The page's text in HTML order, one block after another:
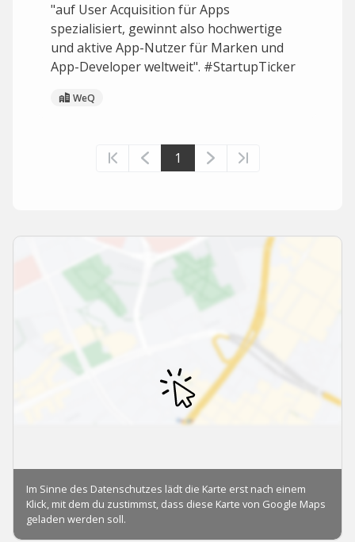
"auf User Acquisition für Apps
spezialisiert, gewinnt also hochwertige
und aktive App-Nutzer für Marken und
App-Developer weltweit". #StartupTicker
WeQ
1